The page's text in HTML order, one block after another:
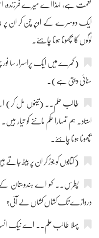
نعمت ہے، لہذا اے میرے فرزندو، اس
ایک دوسرے کے اوپر چُن کر ان پر بیٹھ
لوگوں کا بچھونا ہونا چاہئے۔
(کمرے میں ایک پراسرار سا
سنائی دیتی ہے)۔
طالب علم۔۔ (تینوں مل کر)
استاد۔ ہم تمہارا حکم ماننے کو تیار
بچھونا ہونا چاہئے۔
(کتابوں کو جوڑ کر ان پر بیٹھ جاتے
پطرس۔۔ کہو اے ہندوستان کے
دروازے تک کشاں کشاں لے آئی؟
پہلا طالب علم۔۔ اے نیک